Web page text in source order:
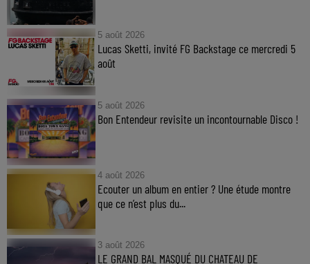
5 août 2026
Lucas Sketti, invité FG Backstage ce mercredi 5
août
5 août 2026
Bon Entendeur revisite un incontournable Disco !
4 août 2026
Ecouter un album en entier ? Une étude montre
que ce n’est plus du...
3 août 2026
LE GRAND BAL MASQUÉ DU CHATEAU DE